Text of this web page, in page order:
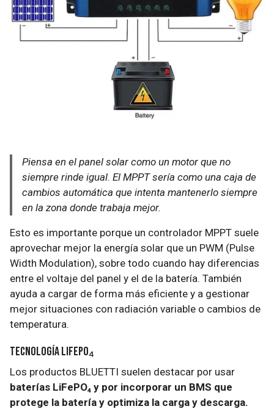
Piensa en el panel solar como un motor que no
siempre rinde igual. El MPPT sería como una caja de
cambios automática que intenta mantenerlo siempre
en la zona donde trabaja mejor.
Esto es importante porque un controlador MPPT suele
aprovechar mejor la energía solar que un PWM (Pulse
Width Modulation), sobre todo cuando hay diferencias
entre el voltaje del panel y el de la batería. También
ayuda a cargar de forma más eficiente y a gestionar
mejor situaciones con radiación variable o cambios de
temperatura.
Tecnología LiFePO₄
Los productos BLUETTI suelen destacar por usar
baterías LiFePO₄ y por incorporar un BMS que
protege la batería y optimiza la carga y descarga.